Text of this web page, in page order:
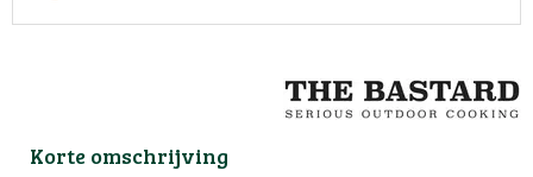
Korte omschrijving